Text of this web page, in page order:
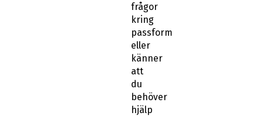
frågor
kring
passform
eller
känner
att
du
behöver
hjälp